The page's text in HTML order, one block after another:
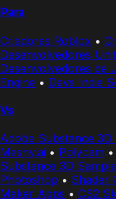
Para
Criadores Roblox •
Desenvolvedores
Desenvolvedores de
Engine • Devs Indie
Vs
Adobe Substance 3D
Meshy.ai • Polycam •
Substance 3D
Photoshop • Shader
Maker Apps • CS2